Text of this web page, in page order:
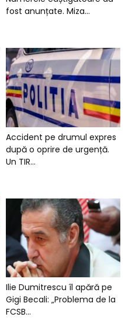
fost anunțate. Miza...
Accident pe drumul expres
după o oprire de urgență.
Un TIR...
Ilie Dumitrescu îl apără pe
Gigi Becali: „Problema de la
FCSB...